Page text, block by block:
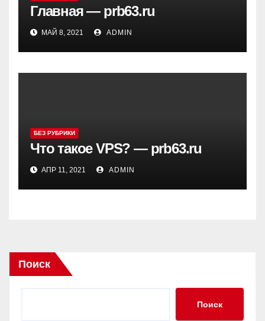
Главная — prb63.ru
МАЙ 8, 2021 ADMIN
БЕЗ РУБРИКИ
Что такое VPS? — prb63.ru
АПР 11, 2021 ADMIN
Поиск
Поиск